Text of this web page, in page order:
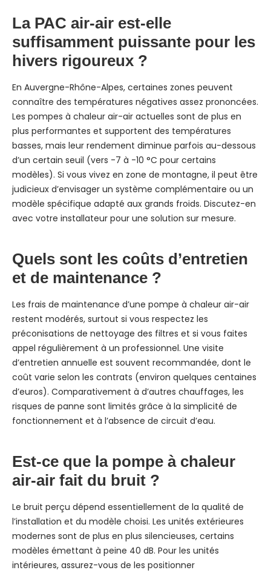
La PAC air-air est-elle
suffisamment puissante pour les
hivers rigoureux ?
En Auvergne-Rhône-Alpes, certaines zones peuvent
connaître des températures négatives assez prononcées.
Les pompes à chaleur air-air actuelles sont de plus en
plus performantes et supportent des températures
basses, mais leur rendement diminue parfois au-dessous
d’un certain seuil (vers -7 à -10 °C pour certains
modèles). Si vous vivez en zone de montagne, il peut être
judicieux d’envisager un système complémentaire ou un
modèle spécifique adapté aux grands froids. Discutez-en
avec votre installateur pour une solution sur mesure.
Quels sont les coûts d’entretien
et de maintenance ?
Les frais de maintenance d’une pompe à chaleur air-air
restent modérés, surtout si vous respectez les
préconisations de nettoyage des filtres et si vous faites
appel régulièrement à un professionnel. Une visite
d’entretien annuelle est souvent recommandée, dont le
coût varie selon les contrats (environ quelques centaines
d’euros). Comparativement à d’autres chauffages, les
risques de panne sont limités grâce à la simplicité de
fonctionnement et à l’absence de circuit d’eau.
Est-ce que la pompe à chaleur
air-air fait du bruit ?
Le bruit perçu dépend essentiellement de la qualité de
l’installation et du modèle choisi. Les unités extérieures
modernes sont de plus en plus silencieuses, certains
modèles émettant à peine 40 dB. Pour les unités
intérieures, assurez-vous de les positionner